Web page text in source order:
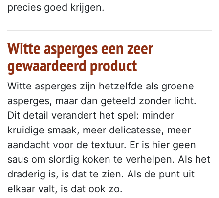
precies goed krijgen.
Witte asperges een zeer
gewaardeerd product
Witte asperges zijn hetzelfde als groene
asperges, maar dan geteeld zonder licht.
Dit detail verandert het spel: minder
kruidige smaak, meer delicatesse, meer
aandacht voor de textuur. Er is hier geen
saus om slordig koken te verhelpen. Als het
draderig is, is dat te zien. Als de punt uit
elkaar valt, is dat ook zo.